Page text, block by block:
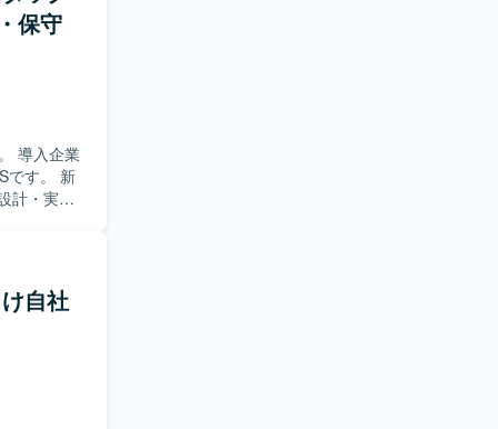
保守
導入企業
です。 新
計・実装
デ
ョン管
ていま
自社